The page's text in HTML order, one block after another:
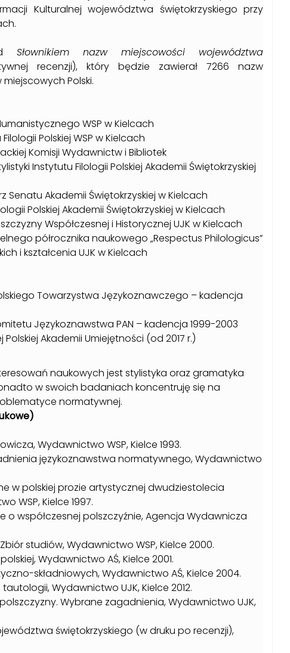
Kulturalnej województwa świętokrzyskiego przy
Słownikiem nazw miejscowości województwa
recenzji), który będzie zawierał 7266 nazw
Polski.
WSP w Kielcach
Polskiej WSP w Kielcach
Komisji Wydawnictw i Bibliotek
Instytutu Filologii Polskiej Akademii Świętokrzyskiej
Senatu Akademii Świętokrzyskiej w Kielcach
Polskiej Akademii Świętokrzyskiej w Kielcach
Współczesnej i Historycznej UJK w Kielcach
półrocznika naukowego „Respectus Philologicus”
i kształcenia UJK w Kielcach
Towarzystwa Językoznawczego – kadencja
Językoznawstwa PAN – kadencja 1999-2003
Akademii Umiejętności (od 2017 r.)
naukowych jest stylistyka oraz gramatyka
w swoich badaniach koncentruję się na
normatywnej.
Wydawnictwo WSP, Kielce 1993.
językoznawstwa normatywnego, Wydawnictwo
w polskiej prozie artystycznej dwudziestolecia
WSP, Kielce 1997.
o współczesnej polszczyźnie, Agencja Wydawnicza
studiów, Wydawnictwo WSP, Kielce 2000.
Wydawnictwo AŚ, Kielce 2001.
składniowych, Wydawnictwo AŚ, Kielce 2004.
Wydawnictwo UJK, Kielce 2012.
Wybrane zagadnienia, Wydawnictwo UJK,
świętokrzyskiego (w druku po recenzji),